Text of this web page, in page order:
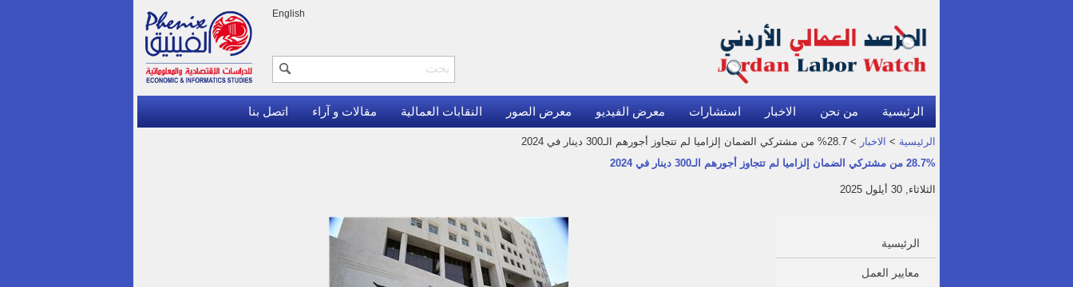
English
الرئيسية من نحن الاخبار استشارات معرض الفيديو معرض الصور النقابات العمالية مقالات و آراء اتصل بنا
الرئيسية > الاخبار > 28.7% من مشتركي الضمان إلزاميا لم تتجاوز أجورهم الـ300 دينار في 2024
28.7% من مشتركي الضمان إلزاميا لم تتجاوز أجورهم الـ300 دينار في 2024
الثلاثاء, 30 أيلول 2025
الرئيسية
معايير العمل